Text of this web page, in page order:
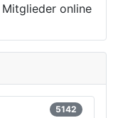
online
5142